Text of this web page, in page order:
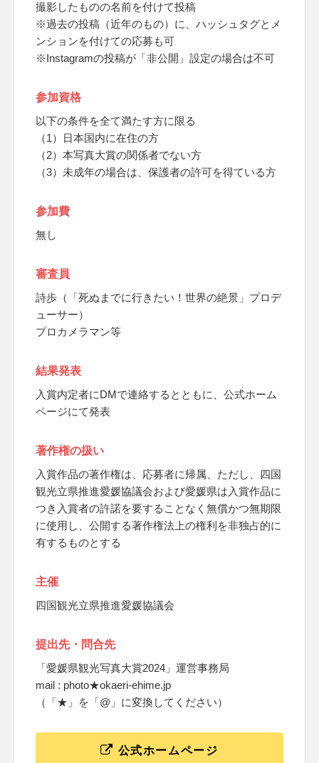
撮影したものの名前を付けて投稿
※過去の投稿（近年のもの）に、ハッシュタグとメ
ンションを付けての応募も可
※Instagramの投稿が「非公開」設定の場合は不可
参加資格
以下の条件を全て満たす方に限る
（1）日本国内に在住の方
（2）本写真大賞の関係者でない方
（3）未成年の場合は、保護者の許可を得ている方
参加費
無し
審査員
詩歩（「死ぬまでに行きたい！世界の絶景」プロデ
ューサー）
プロカメラマン等
結果発表
入賞内定者にDMで連絡するとともに、公式ホーム
ページにて発表
著作権の扱い
入賞作品の著作権は、応募者に帰属、ただし、四国
観光立県推進愛媛協議会および愛媛県は入賞作品に
つき入賞者の許諾を要することなく無償かつ無期限
に使用し、公開する著作権法上の権利を非独占的に
有するものとする
主催
四国観光立県推進愛媛協議会
提出先・問合先
「愛媛県観光写真大賞2024」運営事務局
mail : photo★okaeri-ehime.jp
（「★」を「@」に変換してください）
公式ホームページ